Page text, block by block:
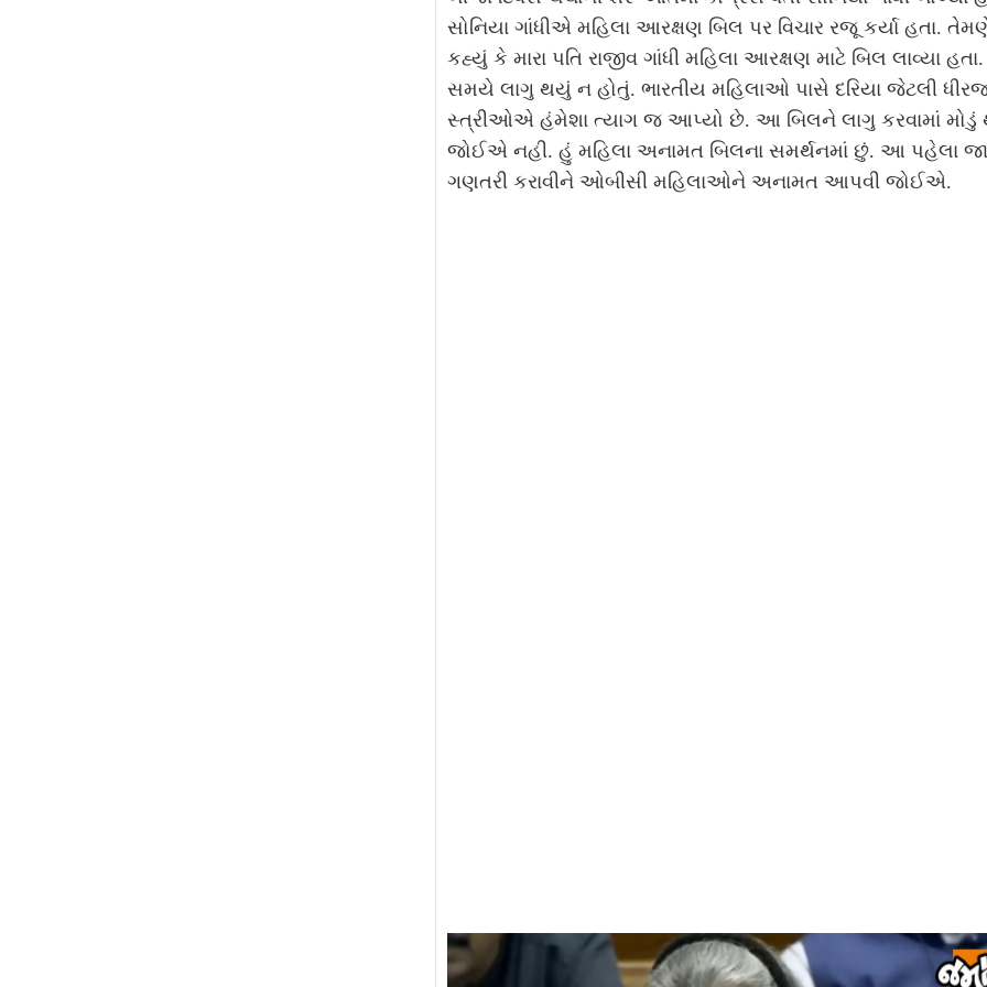
સોનિયા ગાંધીએ મહિલા આરક્ષણ બિલ પર વિચાર રજૂ કર્યા હતા.
કહ્યું કે મારા પતિ રાજીવ ગાંધી મહિલા આરક્ષણ માટે બિલ લાવ્યા
સમયે લાગુ થયું ન હોતું. ભારતીય મહિલાઓ પાસે દરિયા જેટલી
સ્ત્રીઓએ હંમેશા ત્યાગ જ આપ્યો છે. આ બિલને લાગુ કરવામાં મોડું
જોઈએ નહી. હું મહિલા અનામત બિલના સમર્થનમાં છું. આ પહેલા
ગણતરી કરાવીને ઓબીસી મહિલાઓને અનામત આપવી જોઈએ.